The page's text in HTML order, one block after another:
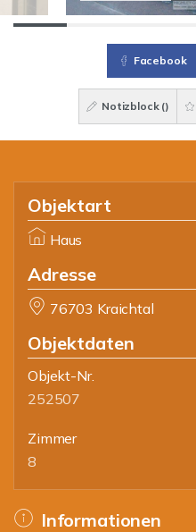
Facebook
Notizblock ()
Objektart
Haus
Adresse
76703 Kraichtal
Objektdaten
Objekt-Nr.
252507
Zimmer
8
Informationen